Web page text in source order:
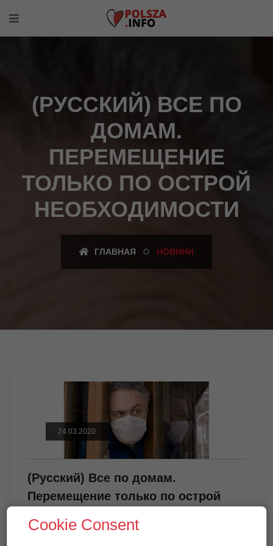
(РУССКИЙ) ВСЕ ПО
ДОМАМ.
ПЕРЕМЕЩЕНИЕ
ТОЛЬКО ПО ОСТРОЙ
НЕОБХОДИМОСТИ
ГЛАВНАЯ НОВИНИ
24.03.2020
(Русский) Все по домам.
Перемещение только по острой
Cookie Consent